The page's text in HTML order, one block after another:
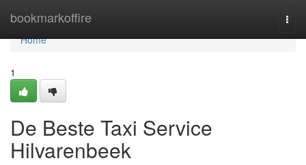
bookmarkoffire
Home
Home
1
De Beste Taxi Service
Hilvarenbeek